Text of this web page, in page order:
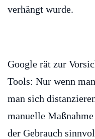
verhängt wurde.
Google rät zur
Tools: Nur wenn
man sich
manuelle
der Gebrauch